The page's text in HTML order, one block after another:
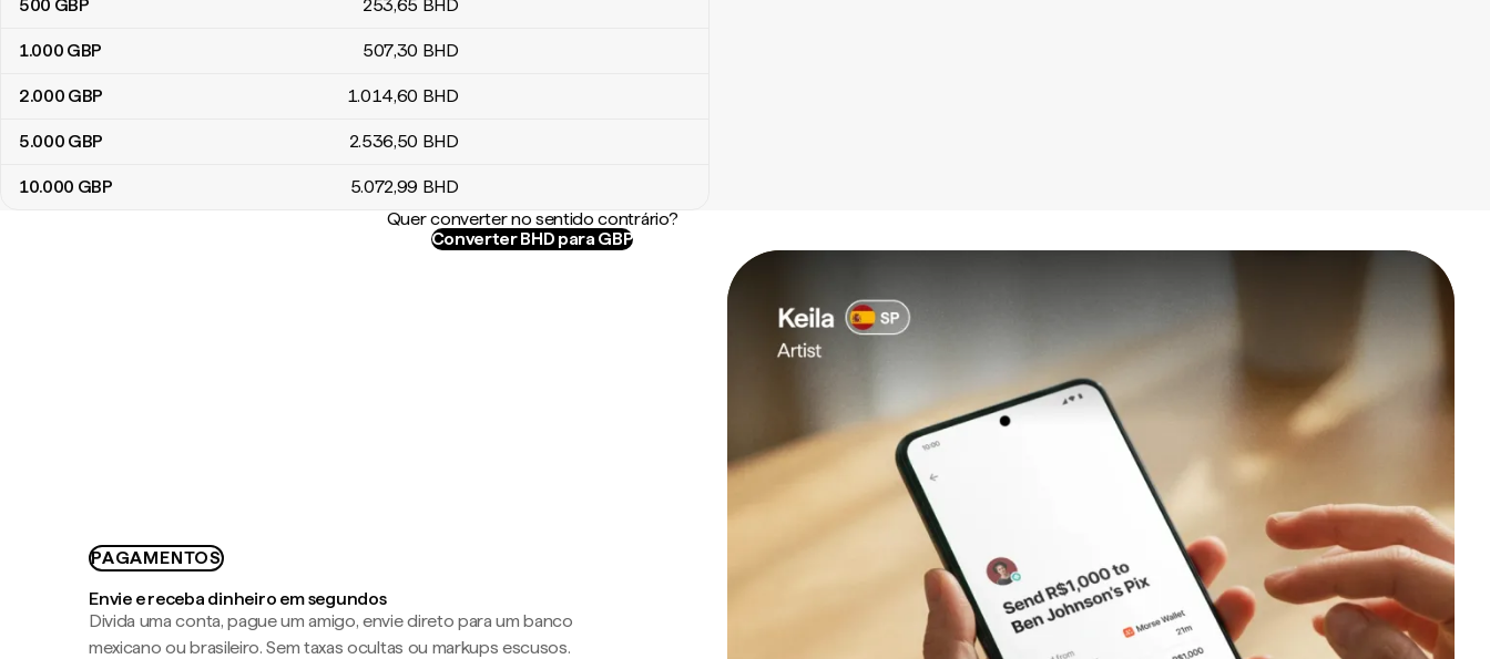
500 GBP 253,65 BHD
1.000 GBP 507,30 BHD
2.000 GBP 1.014,60 BHD
5.000 GBP 2.536,50 BHD
10.000 GBP 5.072,99 BHD
Quer converter no sentido contrário?
Converter BHD para GBP
PAGAMENTOS
Envie e receba dinheiro em segundos
Divida uma conta, pague um amigo, envie direto para um banco
mexicano ou brasileiro. Sem taxas ocultas ou markups escusos.